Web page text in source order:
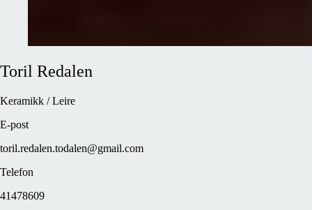
Toril Redalen
Keramikk / Leire
E-post
toril.redalen.todalen@gmail.com
Telefon
41478609